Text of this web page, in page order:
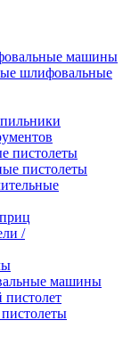
машины
шлифовальные
пистолеты
пистолеты
/
машины